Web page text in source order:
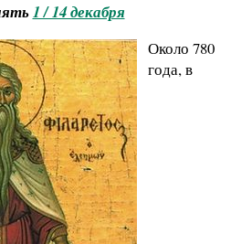
1 / 14 декабря
Около 780
года, в